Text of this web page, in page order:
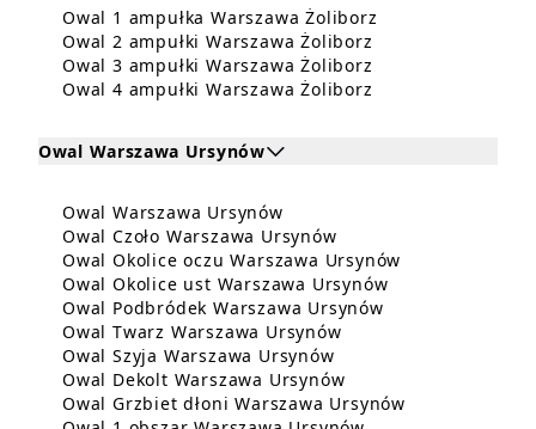
Owal 1 ampułka Warszawa Żoliborz
Owal 2 ampułki Warszawa Żoliborz
Owal 3 ampułki Warszawa Żoliborz
Owal 4 ampułki Warszawa Żoliborz
Owal Warszawa Ursynów
Kliknij, aby rozwinąć i zobaczyć zabiegi dla Owal
Zabiegi dla Owal Warszawa Ursynów
Owal Warszawa UrsynówDowiedz się więcej o Owal
Owal Czoło Warszawa UrsynówDowiedz się więcej o
Owal Okolice oczu Warszawa Ursynów
Owal Okolice ust Warszawa UrsynówDowiedz się
Owal Podbródek Warszawa UrsynówDowiedz się
Owal Twarz Warszawa UrsynówDowiedz się więcej o
Owal Szyja Warszawa UrsynówDowiedz się więcej o
Owal Dekolt Warszawa UrsynówDowiedz się więcej o
Owal Grzbiet dłoni Warszawa Ursynów